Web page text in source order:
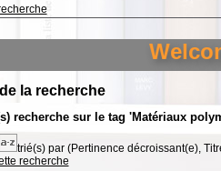
Welcome
la recherche
recherche sur le tag 'Matériaux
trié(s) par (Pertinence décroissant(e),
recherche